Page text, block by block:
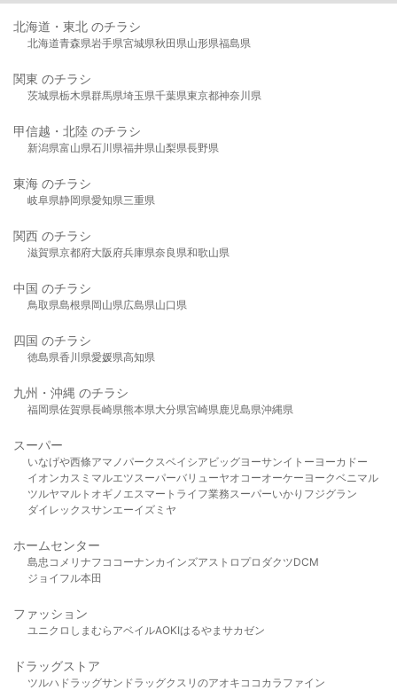
北海道・東北 のチラシ
北海道青森県岩手県宮城県秋田県山形県福島県
関東 のチラシ
茨城県栃木県群馬県埼玉県千葉県東京都神奈川県
甲信越・北陸 のチラシ
新潟県富山県石川県福井県山梨県長野県
東海 のチラシ
岐阜県静岡県愛知県三重県
関西 のチラシ
滋賀県京都府大阪府兵庫県奈良県和歌山県
中国 のチラシ
鳥取県島根県岡山県広島県山口県
四国 のチラシ
徳島県香川県愛媛県高知県
九州・沖縄 のチラシ
福岡県佐賀県長崎県熊本県大分県宮崎県鹿児島県沖縄県
スーパー
いなげや西條アマノパークスベイシア ビッグヨーサンイトーヨーカドー
イオンカスミ マルエツスーパーバリューヤオコーオーケー ヨークベニマル
ツルヤマルト オギノ エスマート ライフ業務スーパーいかり フジグラン
ダイレックスサンエーイズミヤ
ホームセンター
島忠 コメリ ナフコ コーナンカインズアストロプロダクツDCM
ジョイフル本田
ファッション
ユニクロ しまむら アベイルAOKIはるやま サカゼン
ドラッグストア
ツルハドラッグサンドラッグクスリのアオキ ココカラファイン